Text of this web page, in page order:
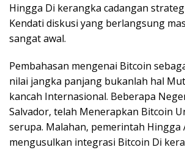
Hingga Di kerangka cadangan
Kendati diskusi yang berlangsung
sangat awal.
Pembahasan mengenai Bitcoin
nilai jangka panjang bukanlah hal
kancah Internasional. Beberapa
Salvador, telah Menerapkan Bitcoin
serupa. Malahan, pemerintah Hingga
mengusulkan integrasi Bitcoin Di